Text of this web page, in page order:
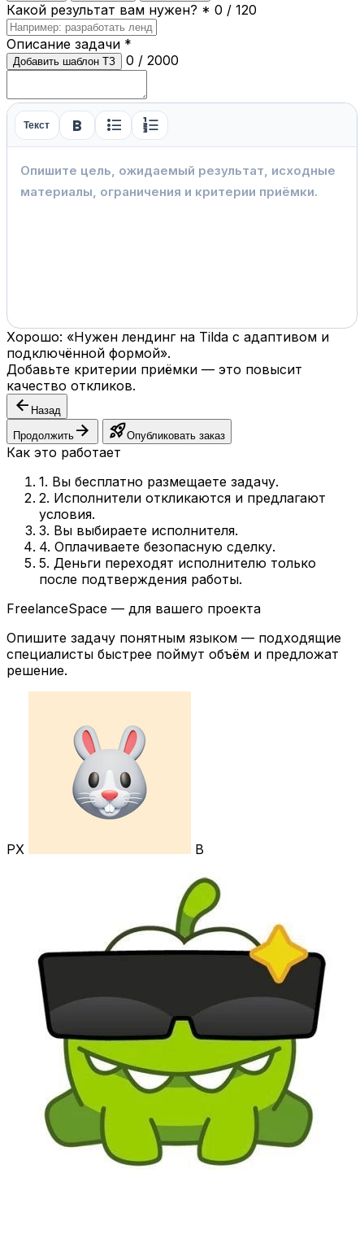
Какой результат вам нужен? * 0 / 120
Описание задачи *
Добавить шаблон ТЗ 0 / 2000
Текст format_bold format_list_bulleted format_list_numbered
Хорошо: «Нужен лендинг на Tilda с адаптивом и
подключённой формой».
Добавьте критерии приёмки — это повысит
качество откликов.
arrow_back Назад
Продолжить arrow_forward rocket_launchОпубликовать заказ
Как это работает
1. Вы бесплатно размещаете задачу.
2. Исполнители откликаются и предлагают
условия.
3. Вы выбираете исполнителя.
4. Оплачиваете безопасную сделку.
5. Деньги переходят исполнителю только
после подтверждения работы.
FreelanceSpace — для вашего проекта
Опишите задачу понятным языком — подходящие
специалисты быстрее поймут объём и предложат
решение.
РХ В